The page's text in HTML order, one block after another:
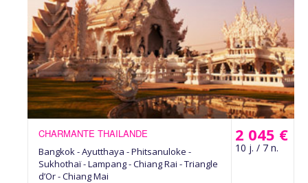
2 045 €
10 j. / 7 n.
CHARMANTE THAILANDE
Bangkok - Ayutthaya - Phitsanuloke -
Sukhothaï - Lampang - Chiang Rai - Triangle
d’Or - Chiang Mai